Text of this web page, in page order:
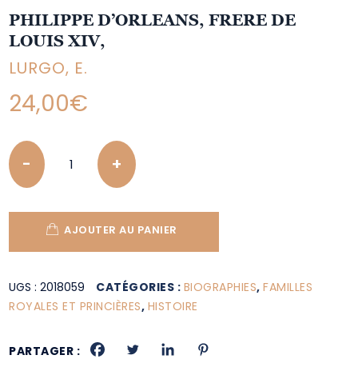
PHILIPPE D’ORLEANS, FRERE DE
LOUIS XIV,
LURGO, E.
24,00€
Quantity
AJOUTER AU PANIER
UGS :2018059 CATÉGORIES : BIOGRAPHIES,FAMILLES
ROYALES ET PRINCIÈRES, HISTOIRE
PARTAGER :